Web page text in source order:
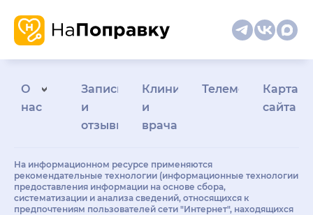
О
нас
Запись
и
отзывы
Клиникам
и
врачам
Телемедицина
Карта
сайта
На информационном ресурсе применяются
рекомендательные технологии (информационные технологии
предоставления информации на основе сбора,
систематизации и анализа сведений, относящихся к
предпочтениям пользователей сети "Интернет", находящихся